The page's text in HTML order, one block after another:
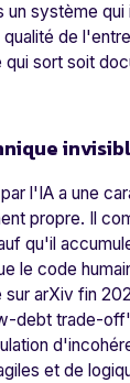
un système
qualité de
sort soit
l'IA a une
propre. Il
qu'il
le code
sur arXiv fin
debt trade-
et de